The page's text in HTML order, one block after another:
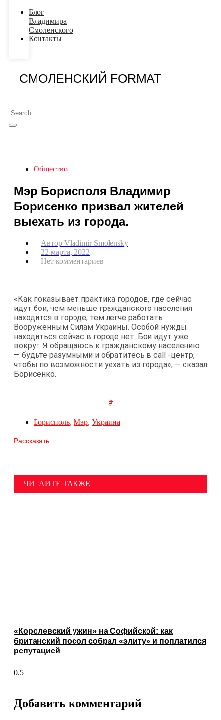
Блог
Владимира
Смоленского
Контакты
СМОЛЕНСКИЙ FORMAT
Общество
Мэр Борисполя Владимир
Борисенко призвал жителей
выехать из города.
Автор Vladimir Smolensky
22 марта, 2022
Нет комментариев
«Как показывает практика городов, где сейчас
идут бои, чем меньше гражданского населения
находится в городе, тем легче работать
Вооруженным Силам Украины. Особой нужды
находиться сейчас в городе нет. Бои идут уже
вокруг. Я обращаюсь к гражданскому населению
— будьте разумными и обратитесь в call -центр,
чтобы по возможности уехать из города», — сказал
Борисенко.
#
Борисполь, Мэр, Украина
Рассказать
ЧИТАЙТЕ ТАКЖЕ
«Королевский ужин» на Софийской: как
британский посол собрал «элиту» и поплатился
репутацией
Добавить комментарий